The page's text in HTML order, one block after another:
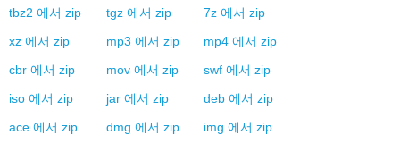
tbz2 에서 zip tgz 에서 zip 7z 에서 zip
xz 에서 zip mp3 에서 zip mp4 에서 zip
cbr 에서 zip mov 에서 zip swf 에서 zip
iso 에서 zip jar 에서 zip deb 에서 zip
ace 에서 zip dmg 에서 zip img 에서 zip